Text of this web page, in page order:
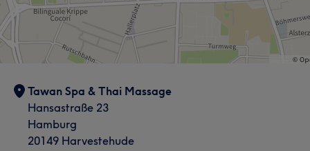
Tawan Spa & Thai Massage
Hansastraße 23
Hamburg
20149 Harvestehude